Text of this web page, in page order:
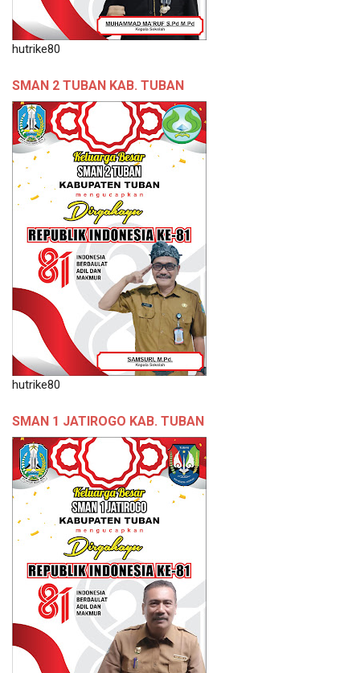
hutrike80
SMAN 2 TUBAN KAB. TUBAN
hutrike80
SMAN 1 JATIROGO KAB. TUBAN